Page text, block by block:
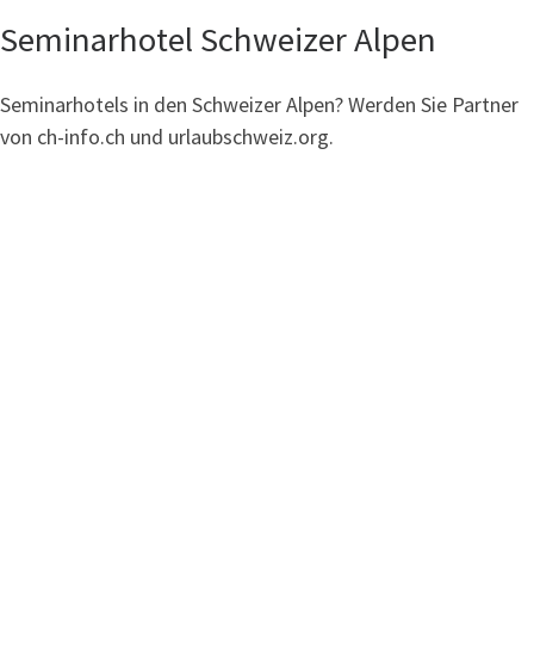
Seminarhotel Schweizer Alpen
Seminarhotels in den Schweizer Alpen? Werden Sie Partner
von ch-info.ch und urlaubschweiz.org.